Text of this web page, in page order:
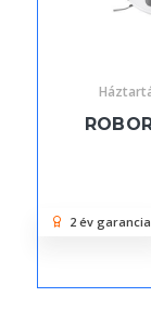
2 év garancia